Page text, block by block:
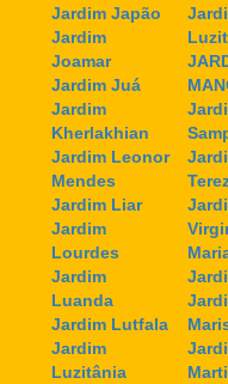
Jardim Japão
Jardim
Joamar
Jardim Juá
Jardim
Kherlakhian
Jardim Leonor
Mendes
Jardim Liar
Jardim
Lourdes
Jardim
Luanda
Jardim Lutfala
Jardim
Luzitânia